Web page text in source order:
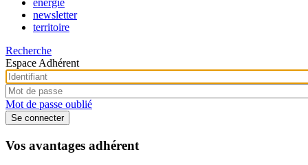
newsletter
territoire
Recherche
Espace Adhérent
Mot de passe oublié
Vos avantages adhérent